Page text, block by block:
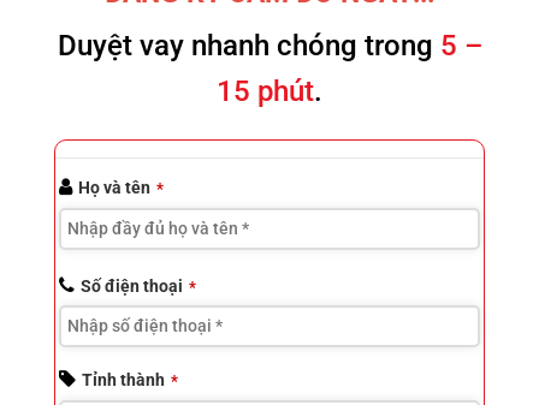
Duyệt vay nhanh chóng trong 5 –
15 phút.
Họ và tên *
Số điện thoại *
Contact
Email
Tỉnh thành *